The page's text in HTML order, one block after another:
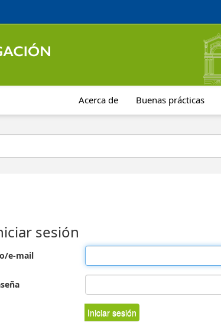
Acerca de Buenas prácticas
sesión
e-mail
Iniciar sesión